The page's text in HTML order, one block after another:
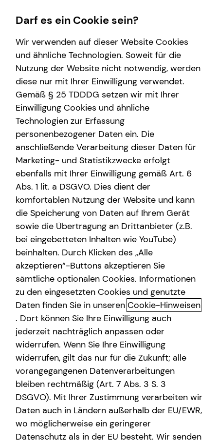
Wissenswertes
Über tecis
Podcast
teamzukunft
Interview
Über mich
Service
Kundenportal
Schadenabwicklung
Finanzberatung
Videoberatung
Spezialisten-Netzwerk
Private Krankenvorsorge
Immobilienfinanzierung
Betriebliche Altersvorsorge
Investment
Kapitalanlage Immobilien
Altersvorsorge
Gewerbliche Versicherungen
Arbeitskraftabsicherung
Kindervorsorge
Sach- und Vermögenssicherung
Expat
Karriere-Infos
Karrierechancen
Initiativbewerbung
Impressum
Ahmed Al Fatli
Selbstständiger Repräsentant für die tecis
Finanzdienstleistungen AG
Stolberger Straße 15-17
52068 Aachen
Mobil: +49 (176) 72695173
Telefon: +49 (241) 9516099
E-Mail: ahmed.al-fatli@tecis.de
Verantwortlicher im Sinne des § 18 Abs. 2
MStV
Ahmed Al Fatli
Stolberger Straße 15-17
52068 Aachen
Erlaubnis nach § 34d GewO​
Aufsichtsbehörde:
IHK Aachen
Theaterstraße 6-10
52062 Aachen
Registrierungsnummer: D-O6LI-IHHG9-49
Berufsbezeichnung: Versicherungsvertreter mit Erlaubnis
nach § 34 d Abs. 1 GewO Bundesrepublik Deutschland
Darf es ein Cookie sein?
Wir verwenden auf dieser Website Cookies
und ähnliche Technologien. Soweit für die
Nutzung der Website nicht notwendig, werden
diese nur mit Ihrer Einwilligung verwendet.
Gemäß § 25 TDDDG setzen wir mit Ihrer
Einwilligung Cookies und ähnliche
Technologien zur Erfassung
personenbezogener Daten ein. Die
anschließende Verarbeitung dieser Daten für
Marketing- und Statistikzwecke erfolgt
ebenfalls mit Ihrer Einwilligung gemäß Art. 6
Abs. 1 lit. a DSGVO. Dies dient der
komfortablen Nutzung der Website und kann
die Speicherung von Daten auf Ihrem Gerät
sowie die Übertragung an Drittanbieter (z.B.
bei eingebetteten Inhalten wie YouTube)
beinhalten. Durch Klicken des „Alle
akzeptieren“-Buttons akzeptieren Sie
sämtliche optionalen Cookies. Informationen
zu den eingesetzten Cookies und genutzte
Daten finden Sie in unseren Cookie-Hinweisen
. Dort können Sie Ihre Einwilligung auch
jederzeit nachträglich anpassen oder
widerrufen. Wenn Sie Ihre Einwilligung
widerrufen, gilt das nur für die Zukunft; alle
vorangegangenen Datenverarbeitungen
bleiben rechtmäßig (Art. 7 Abs. 3 S. 3
DSGVO). Mit Ihrer Zustimmung verarbeiten wir
Daten auch in Ländern außerhalb der EU/EWR,
wo möglicherweise ein geringerer
Datenschutz als in der EU besteht. Wir senden